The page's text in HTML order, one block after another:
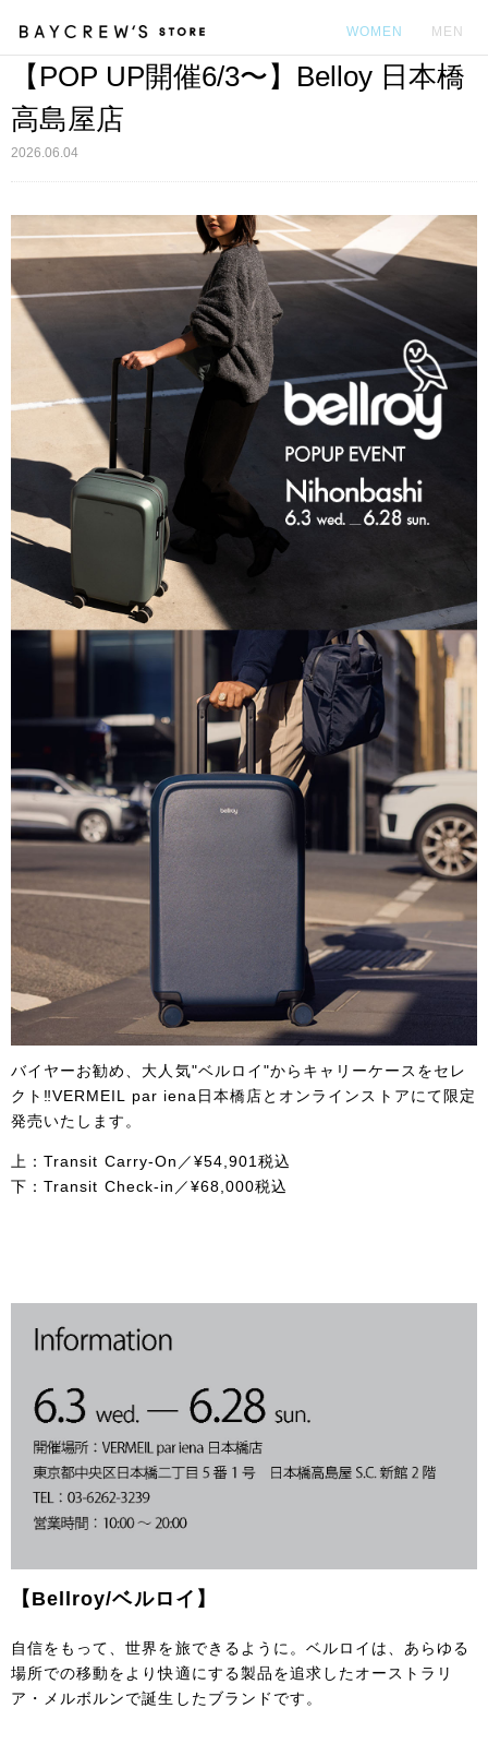
WOMEN MEN
【POP UP開催6/3〜】Belloy 日本橋
高島屋店
2026.06.04
バイヤーお勧め、大人気"ベルロイ"からキャリーケースをセレ
クト‼VERMEIL par iena日本橋店とオンラインストアにて限定
発売いたします。
上：Transit Carry-On／¥54,901税込
下：Transit Check-in／¥68,000税込
【Bellroy/ベルロイ】
自信をもって、世界を旅できるように。ベルロイは、あらゆる
場所での移動をより快適にする製品を追求したオーストラリ
ア・メルボルンで誕生したブランドです。